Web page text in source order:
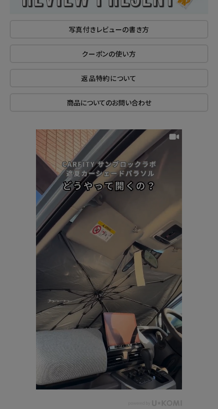
写真付きレビューの書き方
クーポンの使い方
返品特約について
商品についてのお問い合わせ